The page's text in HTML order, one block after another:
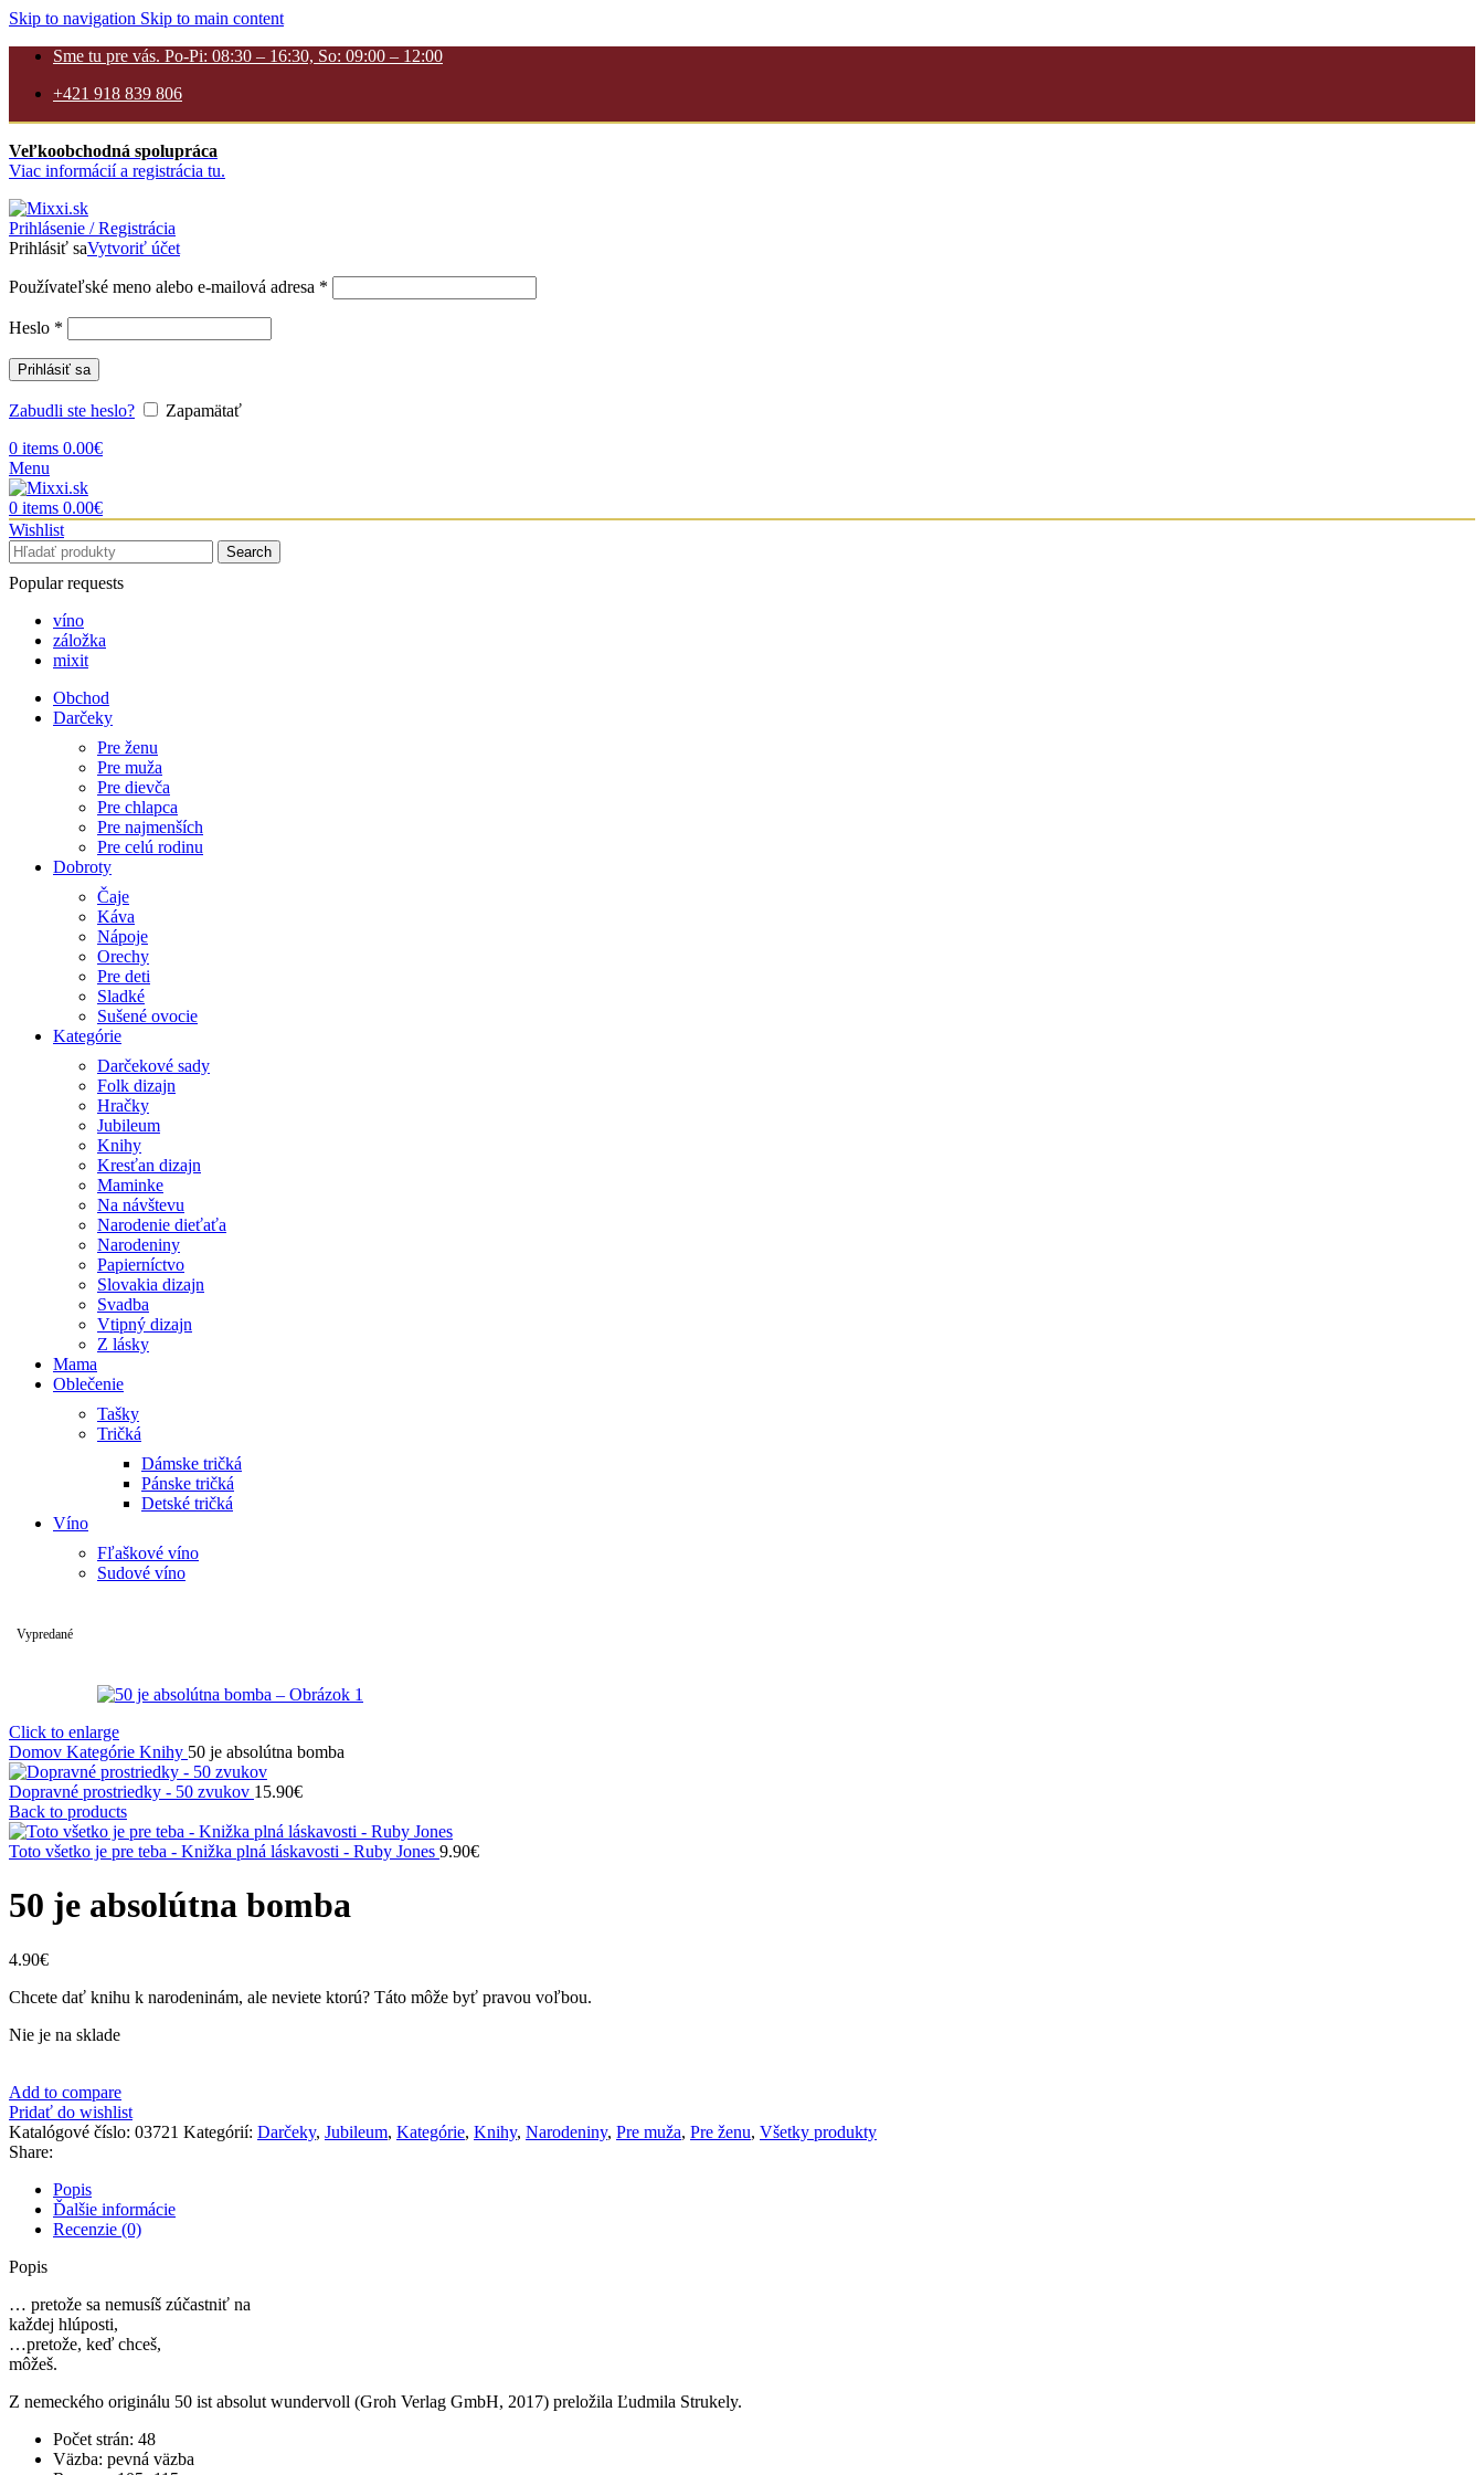
Skip to navigation Skip to main content
Sme tu pre vás. Po-Pi: 08:30 – 16:30, So: 09:00 – 12:00
+421 918 839 806
Veľkoobchodná spolupráca
Viac informácií a registrácia tu.
Prihlásenie / Registrácia
Prihlásiť saVytvoriť účet
Používateľské meno alebo e-mailová adresa *
Heslo *
Prihlásiť sa
Zabudli ste heslo?
Zapamätať
0 items 0.00€
Menu
0 items 0.00€
Wishlist
Search
Popular requests
víno
záložka
mixit
Obchod
Darčeky
Pre ženu
Pre muža
Pre dievča
Pre chlapca
Pre najmenších
Pre celú rodinu
Dobroty
Čaje
Káva
Nápoje
Orechy
Pre deti
Sladké
Sušené ovocie
Kategórie
Darčekové sady
Folk dizajn
Hračky
Jubileum
Knihy
Kresťan dizajn
Maminke
Na návštevu
Narodenie dieťaťa
Narodeniny
Papierníctvo
Slovakia dizajn
Svadba
Vtipný dizajn
Z lásky
Mama
Oblečenie
Tašky
Tričká
Dámske tričká
Pánske tričká
Detské tričká
Víno
Fľaškové víno
Sudové víno
Vypredané
Click to enlarge
Domov Kategórie Knihy 50 je absolútna bomba
Dopravné prostriedky - 50 zvukov 15.90€
Back to products
Toto všetko je pre teba - Knižka plná láskavosti - Ruby Jones 9.90€
50 je absolútna bomba
4.90€
Chcete dať knihu k narodeninám, ale neviete ktorú? Táto môže byť pravou voľbou.
Nie je na sklade
Add to compare
Pridať do wishlist
Katalógové číslo: 03721 Kategórií: Darčeky, Jubileum, Kategórie, Knihy, Narodeniny, Pre muža, Pre ženu, Všetky produkty
Share:
Popis
Ďalšie informácie
Recenzie (0)
Popis
… pretože sa nemusíš zúčastniť na
každej hlúposti,
…pretože, keď chceš,
môžeš.
Z nemeckého originálu 50 ist absolut wundervoll (Groh Verlag GmbH, 2017) preložila Ľudmila Strukely.
Počet strán: 48
Väzba: pevná väzba